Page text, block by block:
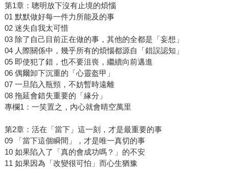
第1章：聰明放下沒有止境的煩惱
01 默默做好每一件力所能及的事
02 迷失自我太可惜
03 除了自己目前正在做的事，其他的全都是「妄想」
04 人際關係中，幾乎所有的煩惱都源自「錯誤認知」
05 即使犯了錯，也不要沮喪，繼續向前邁進
06 偶爾卸下沉重的「心靈盔甲」
07 一旦陷入瓶頸，不妨暫時遠離
08 拖延會錯失重要的「緣分」
專欄1：一笑置之，內心就會晴空萬里
第2章：活在「當下」這一刻，才是最重要的事
09 「當下這個瞬間」，才是唯一真切的事
10 如果陷入了「真的會成功嗎？」的不安
11 如果因為「改變很可怕」而心生猶豫